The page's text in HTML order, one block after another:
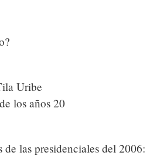
Uribe
los años 20
las presidenciales del 2006: